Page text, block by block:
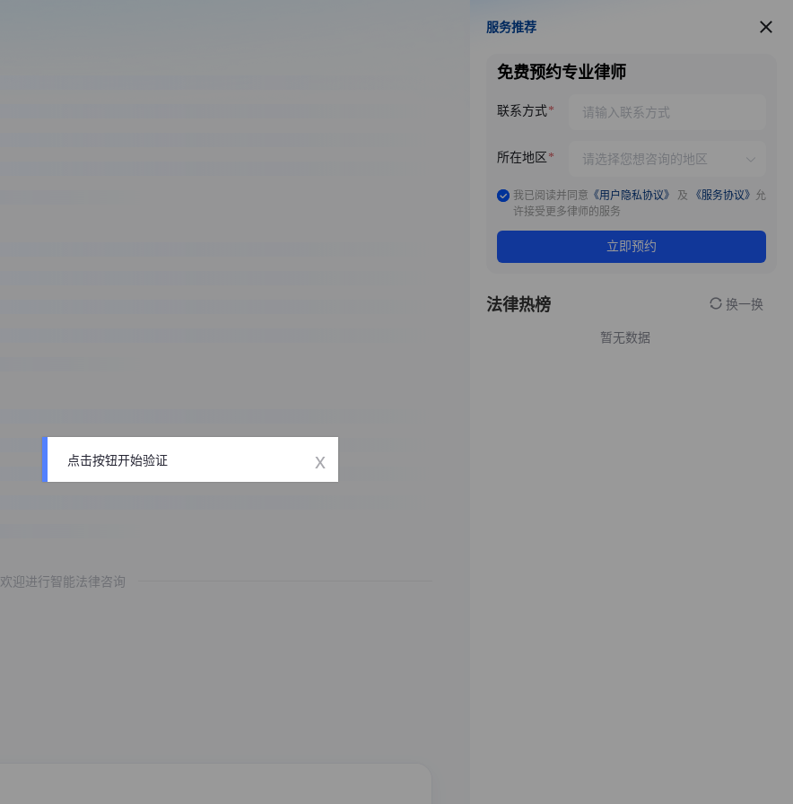
欢迎进行智能法律咨询
服务推荐
服务推荐
免费预约专业律师
联系方式
所在地区
我已阅读并同意 《用户隐私协议》 及 《服务协议》 允
许接受更多律师的服务
立即预约
法律热榜 换一换
暂无数据
点击按钮开始验证 x